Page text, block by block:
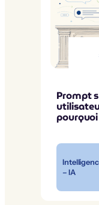
Prompt
– IA